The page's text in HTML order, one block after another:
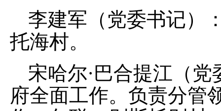
李建军（党委书记）
托海村。
宋哈尔·巴合提江（党
府全面工作。 负责分管